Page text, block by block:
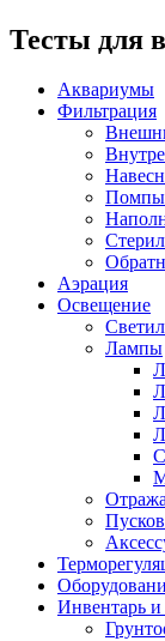
Тесты для
Аквариумы
Фильтрация
Помпы
Аэрация
Освещение
Лампы
Инвентарь и